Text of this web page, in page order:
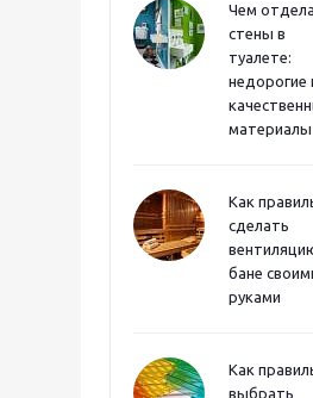
Чем
стены в
туалете:
недорогие
материалы
Как
сделать
бане
руками
Как
выбрать